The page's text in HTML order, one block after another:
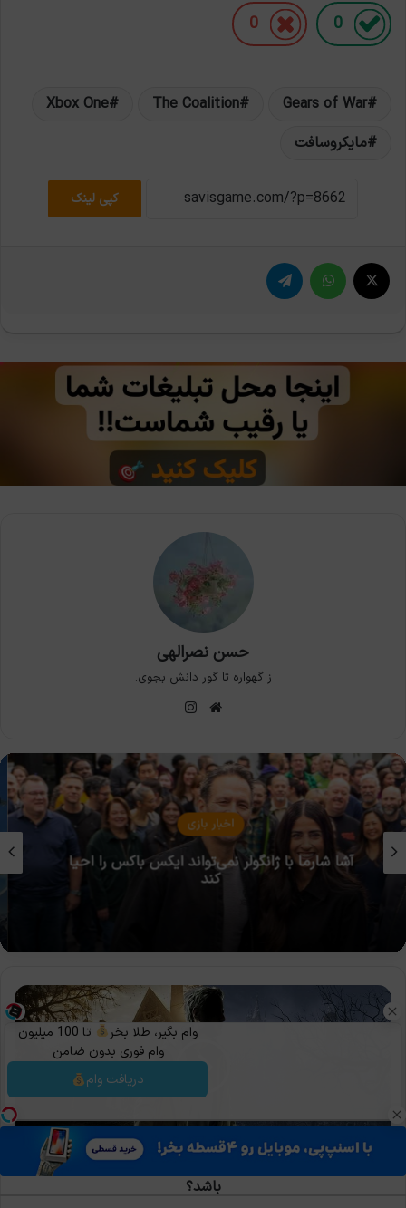
0
0
Gears of War
The Coalition
Xbox One
مایکروسافت
کپی لینک
حسن نصرالهی
ز گهواره تا گور دانش بجوی.
وبسایت
مقالات بازی
پدیده‌ی GamePassification: وقتی مالکیت بی‌معنا
می‌شود
چرا
Resident
Ethan
Winters
چرا Resident Evil Village باید پایان کار Ethan Winters
باشد؟
وام بگیر، طلا بخر
تا 100 میلیون
وام فوری بدون ضامن
دریافت وام